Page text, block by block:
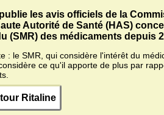
les avis officiels de la
Autorité de Santé (HAS)
(SMR) des médicaments depuis
: le SMR, qui considère l'intérêt du
ce qu'il apporte de plus par
Ritaline